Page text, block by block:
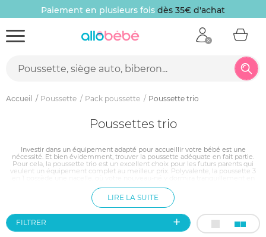
Paiement en plusieurs fois dès 35€ d'achat
Accueil Poussette Pack poussette Poussette trio
Poussettes trio
Investir dans un équipement adapté pour accueillir votre bébé est une
nécessité. Et bien évidemment, trouver la poussette adéquate en fait partie.
Pour cela, la poussette trio est un excellent choix pour les futurs parents qui
veulent un équipement complet au meilleur prix. Polyvalente, la poussette 3
de siège-auto ; et un hamac à plusieurs positions, qui accueillera votre bébé
dès ses 6 mois jusqu’à ce qu’il soit autonome dans sa marche.
LIRE LA SUITE
FILTRER